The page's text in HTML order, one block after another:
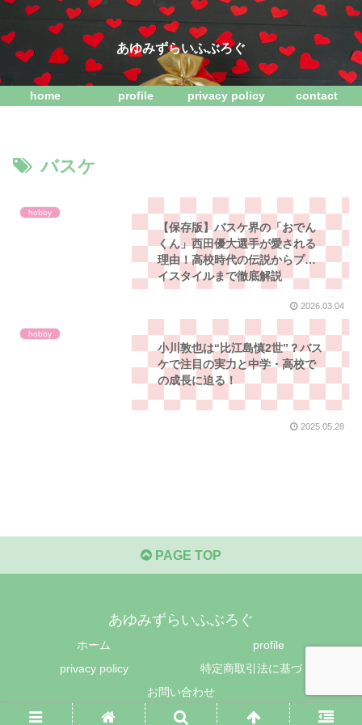
あゆみずらいふぶろぐ
home profile privacy policy contact
バスケ
hobby
【保存版】バスケ界の「おでん
くん」西田優大選手が愛される
理由！高校時代の伝説からプレ
イスタイルまで徹底解説
2026.03.04
hobby
小川敦也は“比江島慎2世”？バス
ケで注目の実力と中学・高校で
の成長に迫る！
2025.05.28
PAGE TOP
あゆみずらいふぶろぐ
ホーム
profile
privacy policy
特定商取引法に基づく表記
お問い合わせ
© 2023-2026 あゆみずらいふぶろぐ.